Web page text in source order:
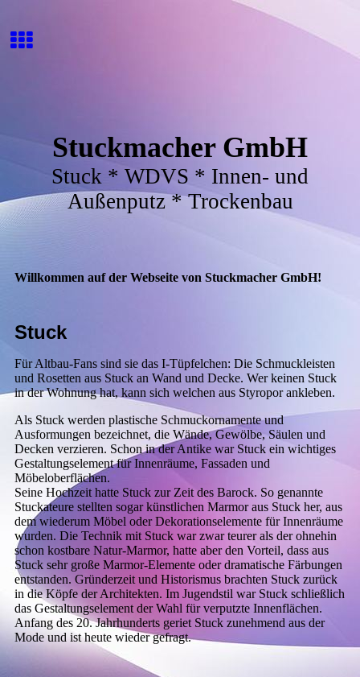
Stuckmacher GmbH
Stuck * WDVS * Innen- und
Außenputz * Trockenbau
Willkommen auf der Webseite von Stuckmacher GmbH!
Stuck
Für Altbau-Fans sind sie das I-Tüpfelchen: Die Schmuckleisten
und Rosetten aus Stuck an Wand und Decke. Wer keinen Stuck
in der Wohnung hat, kann sich welchen aus Styropor ankleben.
Als Stuck werden plastische Schmuckornamente und
Ausformungen bezeichnet, die Wände, Gewölbe, Säulen und
Decken verzieren. Schon in der Antike war Stuck ein wichtiges
Gestaltungselement für Innenräume, Fassaden und
Möbeloberflächen.
Seine Hochzeit hatte Stuck zur Zeit des Barock. So genannte
Stuckateure stellten sogar künstlichen Marmor aus Stuck her, aus
dem wiederum Möbel oder Dekorationselemente für Innenräume
wurden. Die Technik mit Stuck war zwar teurer als der ohnehin
schon kostbare Natur-Marmor, hatte aber den Vorteil, dass aus
Stuck sehr große Marmor-Elemente oder dramatische Färbungen
entstanden. Gründerzeit und Historismus brachten Stuck zurück
in die Köpfe der Architekten. Im Jugendstil war Stuck schließlich
das Gestaltungselement der Wahl für verputzte Innenflächen.
Anfang des 20. Jahrhunderts geriet Stuck zunehmend aus der
Mode und ist heute wieder gefragt.